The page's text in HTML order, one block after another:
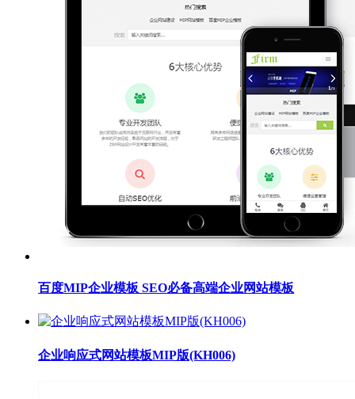
百度MIP企业模板 SEO必备高端企业网站模板
企业响应式网站模板MIP版(KH006)